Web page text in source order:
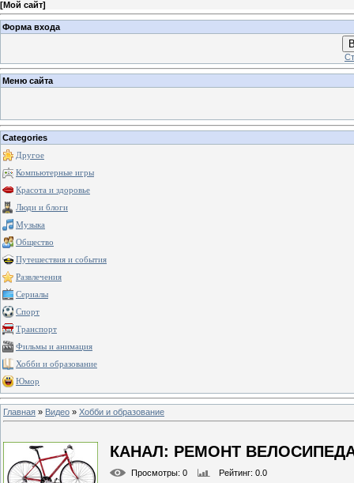
[Мой сайт]
Форма входа
Меню сайта
Categories
Другое
Компьютерные игры
Красота и здоровье
Люди и блоги
Музыка
Общество
Путешествия и события
Развлечения
Сериалы
Спорт
Транспорт
Фильмы и анимация
Хобби и образование
Юмор
Главная » Видео » Хобби и образование
КАНАЛ: РЕМОНТ
Просмотры: 0 Рейтинг: 0.0